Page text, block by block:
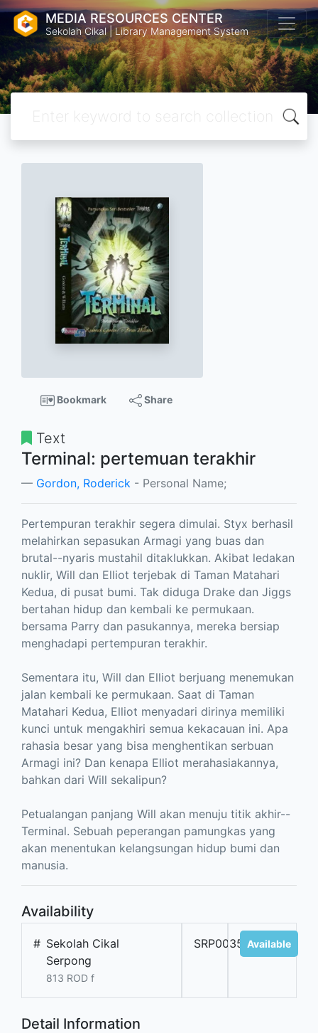
MEDIA RESOURCES CENTER
Sekolah Cikal | Library Management System
Bookmark Share
Text
Terminal: pertemuan terakhir
Gordon, Roderick - Personal Name;
Pertempuran terakhir segera dimulai. Styx berhasil
melahirkan sepasukan Armagi yang buas dan
brutal--nyaris mustahil ditaklukkan. Akibat ledakan
nuklir, Will dan Elliot terjebak di Taman Matahari
Kedua, di pusat bumi. Tak diduga Drake dan Jiggs
bertahan hidup dan kembali ke permukaan.
bersama Parry dan pasukannya, mereka bersiap
menghadapi pertempuran terakhir.
Sementara itu, Will dan Elliot berjuang menemukan
jalan kembali ke permukaan. Saat di Taman
Matahari Kedua, Elliot menyadari dirinya memiliki
kunci untuk mengakhiri semua kekacauan ini. Apa
rahasia besar yang bisa menghentikan serbuan
Armagi ini? Dan kenapa Elliot merahasiakannya,
bahkan dari Will sekalipun?
Petualangan panjang Will akan menuju titik akhir--
Terminal. Sebuah peperangan pamungkas yang
akan menentukan kelangsungan hidup bumi dan
manusia.
Availability
# Sekolah Cikal
Serpong
813 ROD f
SRP00358AAvailable
Detail Information